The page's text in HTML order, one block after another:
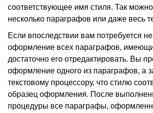
соответствующее имя стиля. Так
несколько параграфов или даже весь
Если впоследствии вам потребуется
оформление всех параграфов,
достаточно его отредактировать. Вы
оформление одного из параграфов, а
текстовому процессору, что стилю
образец оформления. После
процедуры все параграфы,